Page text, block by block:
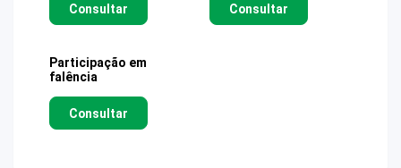
Consultar Consultar
Participação em
falência
Consultar